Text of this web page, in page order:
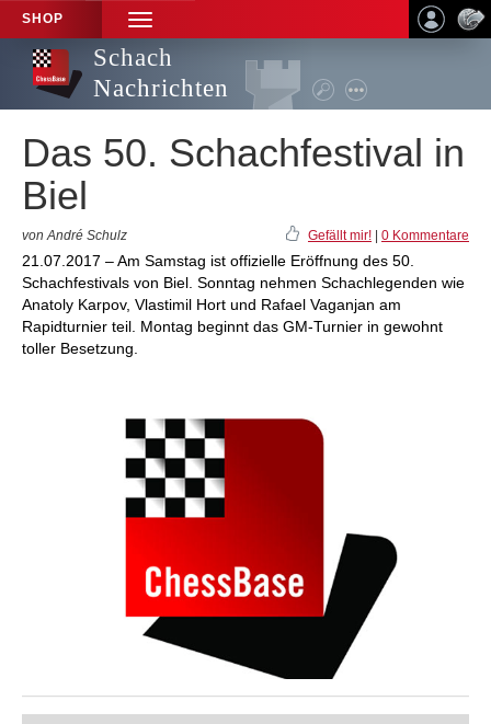
SHOP
TOGGLE
NAVIGATION
Schach
Nachrichten
Das 50. Schachfestival in
Biel
von André Schulz Gefällt mir! 0 Kommentare
21.07.2017 – Am Samstag ist offizielle Eröffnung des 50.
Schachfestivals von Biel. Sonntag nehmen Schachlegenden wie
Anatoly Karpov, Vlastimil Hort und Rafael Vaganjan am
Rapidturnier teil. Montag beginnt das GM-Turnier in gewohnt
toller Besetzung.